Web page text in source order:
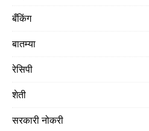
बँकिंग
बातम्या
रेसिपी
शेती
सरकारी नोकरी